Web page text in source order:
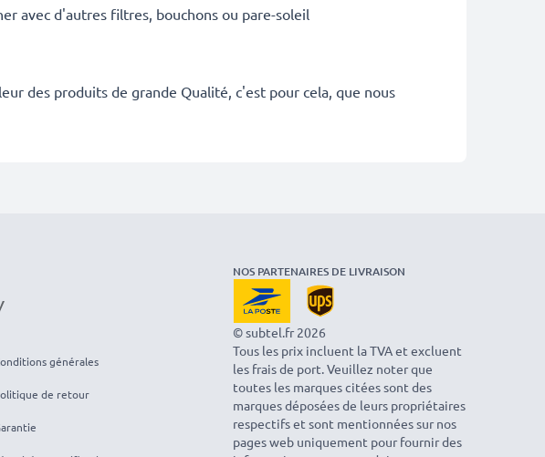
avec d'autres filtres, bouchons ou pare-soleil
des produits de grande Qualité, c'est pour cela, que nous
générales
de retour
NOS PARTENAIRES DE LIVRAISON
© subtel.fr 2026
Tous les prix incluent la TVA et excluent
les frais de port. Veuillez noter que
toutes les marques citées sont des
marques déposées de leurs propriétaires
respectifs et sont mentionnées sur nos
pages web uniquement pour fournir des